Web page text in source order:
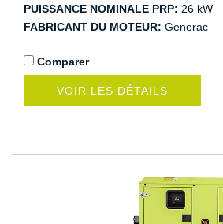
PUISSANCE NOMINALE PRP: 26 kW
FABRICANT DU MOTEUR: Generac
Comparer
VOIR LES DÉTAILS